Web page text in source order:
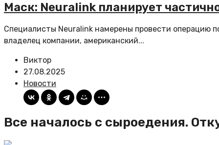
Маск: Neuralink планирует
Специалисты Neuralink намерены провести операцию
владелец компании, американский...
Виктор
27.08.2025
Новости
Все началось с сыроедения.